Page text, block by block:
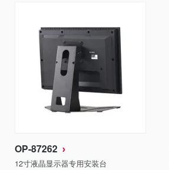
OP-87262
12寸液晶显示器专用安装台